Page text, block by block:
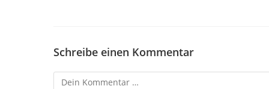
Schreibe einen Kommentar